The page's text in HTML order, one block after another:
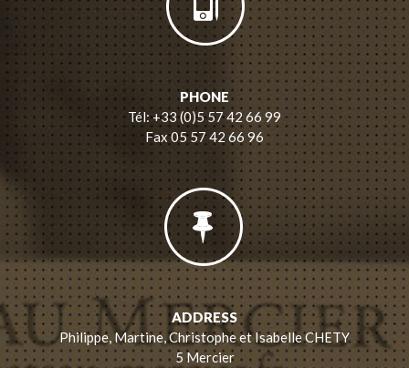
PHONE
Tél: +33 (0)5 57 42 66 99
Fax 05 57 42 66 96
ADDRESS
Philippe, Martine, Christophe et Isabelle CHETY
5 Mercier